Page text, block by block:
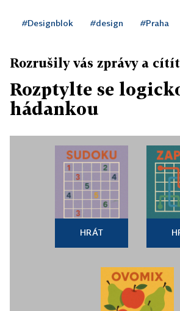
#Designblok #design #Praha
Rozrušily vás zprávy a
Rozptylte se
hádankou
HRÁT